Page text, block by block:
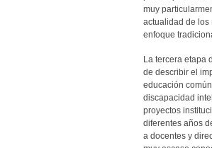
muy
actualidad de los
enfoque
La tercera etapa
de describir el
educación
discapacidad
proyectos
diferentes años
a docentes y